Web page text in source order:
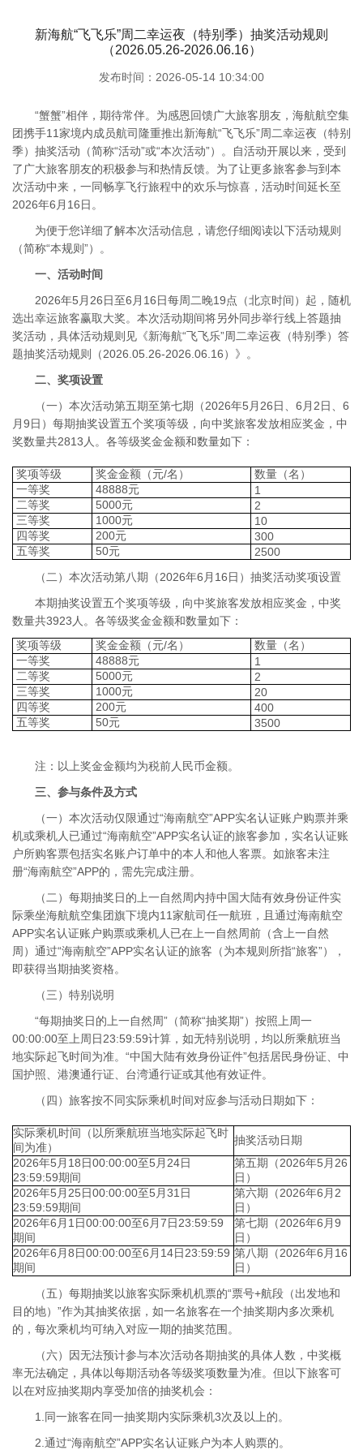
新海航“飞飞乐”周二幸运夜（特别季）抽奖活动规则
（2026.05.26-2026.06.16）
发布时间：2026-05-14 10:34:00
“蟹蟹”相伴，期待常伴。为感恩回馈广大旅客朋友，海航航空集
团携手11家境内成员航司隆重推出新海航“飞飞乐”周二幸运夜（特别
季）抽奖活动（简称“活动”或“本次活动”）。自活动开展以来，受到
了广大旅客朋友的积极参与和热情反馈。为了让更多旅客参与到本
次活动中来，一同畅享飞行旅程中的欢乐与惊喜，活动时间延长至
2026年6月16日。
为便于您详细了解本次活动信息，请您仔细阅读以下活动规则
（简称“本规则”）。
一、活动时间
2026年5月26日至6月16日每周二晚19点（北京时间）起，随机
选出幸运旅客赢取大奖。本次活动期间将另外同步举行线上答题抽
奖活动，具体活动规则见《新海航“飞飞乐”周二幸运夜（特别季）答
题抽奖活动规则（2026.05.26-2026.06.16）》。
二、奖项设置
（一）本次活动第五期至第七期（2026年5月26日、6月2日、6
月9日）每期抽奖设置五个奖项等级，向中奖旅客发放相应奖金，中
奖数量共2813人。各等级奖金金额和数量如下：
奖项等级 奖金金额（元/名）
数量（名）
一等奖
48888元
1
二等奖
5000元
2
三等奖
1000元
10
四等奖
200元
300
五等奖
50元
2500
（二）本次活动第八期（2026年6月16日）抽奖活动奖项设置
本期抽奖设置五个奖项等级，向中奖旅客发放相应奖金，中奖
数量共3923人。各等级奖金金额和数量如下：
奖项等级
奖金金额（元/名）
数量（名）
一等奖
48888元
1
二等奖
5000元
2
三等奖
1000元
20
四等奖
200元
400
五等奖
50元 3500
注：以上奖金金额均为税前人民币金额。
三、参与条件及方式
（一）本次活动仅限通过“海南航空”APP实名认证账户购票并乘
机或乘机人已通过“海南航空”APP实名认证的旅客参加，实名认证账
户所购客票包括实名账户订单中的本人和他人客票。如旅客未注
册“海南航空”APP的，需先完成注册。
（二）每期抽奖日的上一自然周内持中国大陆有效身份证件实
际乘坐海航航空集团旗下境内11家航司任一航班，且通过海南航空
APP实名认证账户购票或乘机人已在上一自然周前（含上一自然
周）通过“海南航空”APP实名认证的旅客（为本规则所指“旅客”），
即获得当期抽奖资格。
（三）特别说明
“每期抽奖日的上一自然周”（简称“抽奖期”）按照上周一
00:00:00至上周日23:59:59计算，如无特别说明，均以所乘航班当
地实际起飞时间为准。“中国大陆有效身份证件”包括居民身份证、中
国护照、港澳通行证、台湾通行证或其他有效证件。
（四）旅客按不同实际乘机时间对应参与活动日期如下：
实际乘机时间（以所乘航班当地实际起飞时
间为准）
抽奖活动日期
2026年5月18日00:00:00至5月24日
23:59:59期间
第五期（2026年5月26
日）
2026年5月25日00:00:00至5月31日
23:59:59期间
第六期（2026年6月2
日）
2026年6月1日00:00:00至6月7日23:59:59
期间
第七期（2026年6月9
日）
2026年6月8日00:00:00至6月14日23:59:59
期间
第八期（2026年6月16
日）
（五）每期抽奖以旅客实际乘机机票的“票号+航段（出发地和
目的地）”作为其抽奖依据，如一名旅客在一个抽奖期内多次乘机
的，每次乘机均可纳入对应一期的抽奖范围。
（六）因无法预计参与本次活动各期抽奖的具体人数，中奖概
率无法确定，具体以每期活动各等级奖项数量为准。但以下旅客可
以在对应抽奖期内享受加倍的抽奖机会：
1.同一旅客在同一抽奖期内实际乘机3次及以上的。
2.通过“海南航空”APP实名认证账户为本人购票的。